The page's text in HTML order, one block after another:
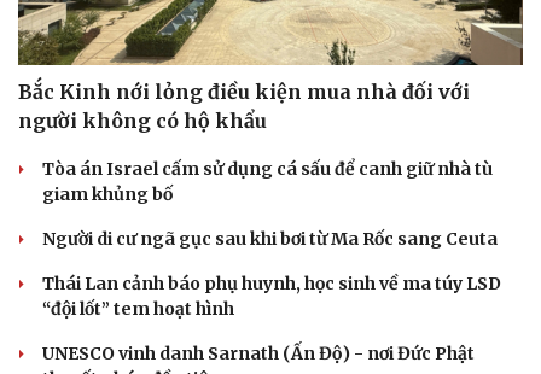
Sân khấu - Điện ảnh
Văn học
Di sản
Nghệ sĩ
Bắc Kinh nới lỏng điều kiện mua nhà đối với
người không có hộ khẩu
Tòa án Israel cấm sử dụng cá sấu để canh giữ nhà tù
giam khủng bố
Người di cư ngã gục sau khi bơi từ Ma Rốc sang Ceuta
Thái Lan cảnh báo phụ huynh, học sinh về ma túy LSD
“đội lốt” tem hoạt hình
UNESCO vinh danh Sarnath (Ấn Độ) - nơi Đức Phật